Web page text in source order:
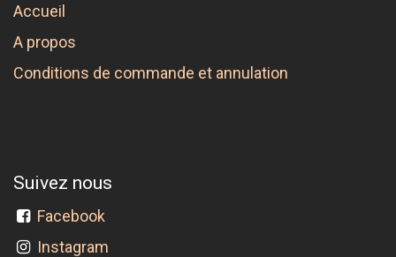
Accueil
A propos
Conditions de commande et annulation
Suivez nous
Facebook
Instagram